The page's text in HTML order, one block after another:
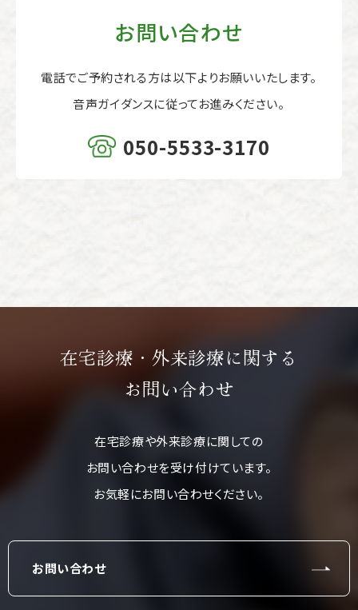
お問い合わせ
電話でご予約される方は以下よりお願いいたします。
音声ガイダンスに従ってお進みください。
050-5533-3170
在宅診療・外来診療に関する
お問い合わせ
在宅診療や外来診療に関しての
お問い合わせを受け付けています。
お気軽にお問い合わせください。
お問い合わせ